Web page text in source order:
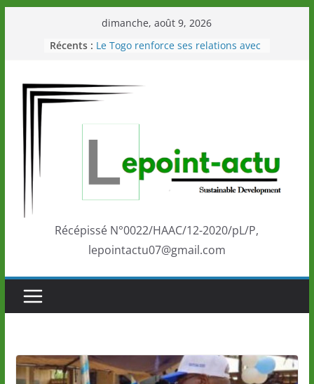
dimanche, août 9, 2026
Récents : Le Togo renforce ses relations avec
Éléphants en Côte d’Ivoire
LOTO DETENTE”, un nouveau tirage
marque de confiance au Togo sur
la scène internationale au-delà des
performances de ses athlètes
Togo: Que retenir de la politique
éducation et de l’ambition de
Récépissé N°0022/HAAC/12-2020/pL/P,
lepointactu07@gmail.com